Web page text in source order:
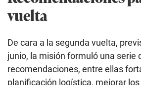
vuelta
De cara a la segunda vuelta,
junio, la misión formuló una serie
recomendaciones, entre ellas
planificación logística, mejorar